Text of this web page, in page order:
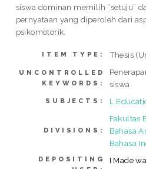
siswa dominan memilih “setuju”
pernyataan yang diperoleh dari
psikomotorik.
ITEM TYPE: Thesis
UNCONTROLLED
KEYWORDS:
siswa
SUBJECTS: L
DIVISIONS:
Fakultas
Bahasa
Bahasa
DEPOSITING
I Made